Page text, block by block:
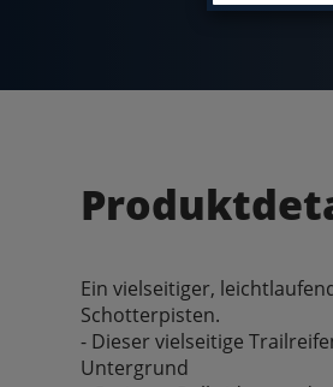
Ein vielseitiger,
Schotterpisten.
- Dieser vielseitige
Untergrund